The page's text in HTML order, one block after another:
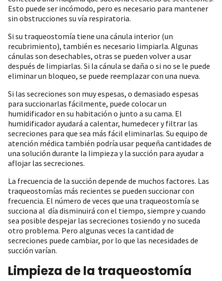
Esto puede ser incómodo, pero es necesario para mantener
sin obstrucciones su vía respiratoria.
Si su traqueostomía tiene una cánula interior (un
recubrimiento), también es necesario limpiarla. Algunas
cánulas son desechables, otras se pueden volver a usar
después de limpiarlas. Si la cánula se daña o si no se le puede
eliminar un bloqueo, se puede reemplazar con una nueva.
Si las secreciones son muy espesas, o demasiado espesas
para succionarlas fácilmente, puede colocar un
humidificador en su habitación o junto a su cama. El
humidificador ayudará a calentar, humedecer y filtrar las
secreciones para que sea más fácil eliminarlas. Su equipo de
atención médica también podría usar pequeña cantidades de
una solución durante la limpieza y la succión para ayudar a
aflojar las secreciones.
La frecuencia de la succión depende de muchos factores. Las
traqueostomías más recientes se pueden succionar con
frecuencia. El número de veces que una traqueostomía se
succiona al día disminuirá con el tiempo, siempre y cuando
sea posible despejar las secreciones tosiendo y no suceda
otro problema. Pero algunas veces la cantidad de
secreciones puede cambiar, por lo que las necesidades de
succión varían.
Limpieza de la traqueostomía